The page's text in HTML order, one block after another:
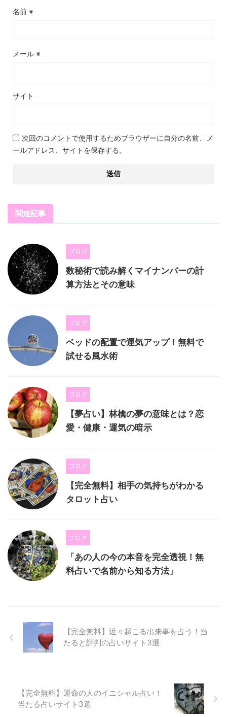
名前 ※
メール ※
サイト
次回のコメントで使用するためブラウザーに自分の名前、メ
ールアドレス、サイトを保存する。
関連記事
ブログ
数秘術で読み解くマイナンバーの計
算方法とその意味
ブログ
ベッドの配置で運気アップ！無料で
試せる風水術
ブログ
【夢占い】林檎の夢の意味とは？恋
愛・健康・運気の暗示
ブログ
【完全無料】相手の気持ちがわかる
タロット占い
ブログ
「あの人の今の本音を完全透視！無
料占いで名前から知る方法」
【完全無料】近々起こる出来事を占う！当
たると評判の占いサイト3選
【完全無料】運命の人のイニシャル占い！
当たる占いサイト3選